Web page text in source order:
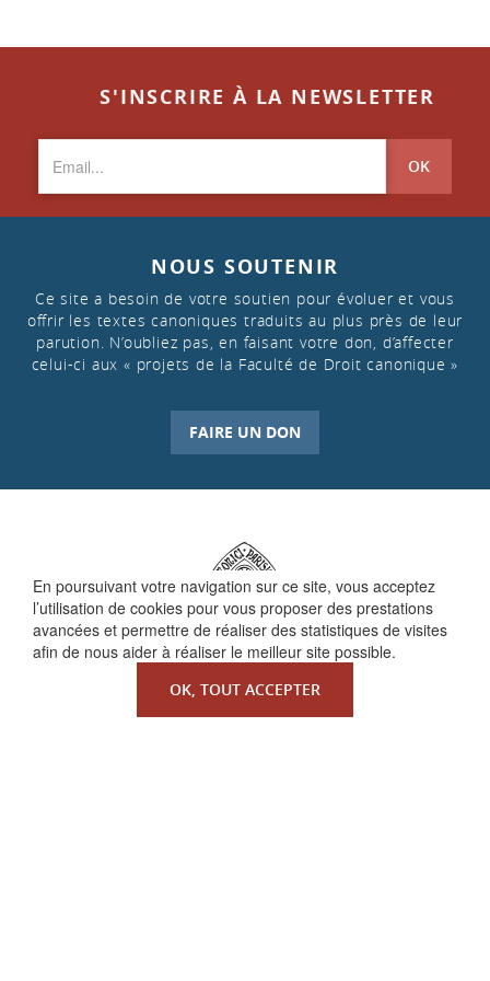
En poursuivant votre navigation sur ce site, vous acceptez
l’utilisation de cookies pour vous proposer des prestations
avancées et permettre de réaliser des statistiques de visites
afin de nous aider à réaliser le meilleur site possible.
OK, TOUT ACCEPTER
S'INSCRIRE À LA NEWSLETTER
OK
NOUS SOUTENIR
Ce site a besoin de votre soutien pour évoluer et vous
offrir les textes canoniques traduits au plus près de leur
parution. N’oubliez pas, en faisant votre don, d’affecter
celui-ci aux « projets de la Faculté de Droit canonique »
FAIRE UN DON